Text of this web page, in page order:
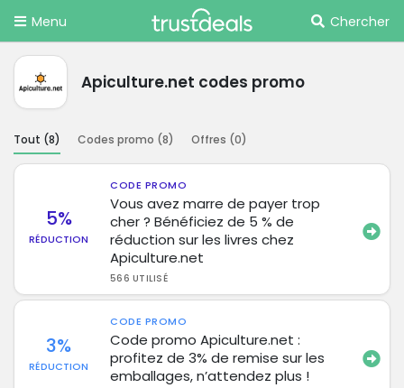
Menu Chercher
Apiculture.net codes promo
Tout (8) Codes promo (8) Offres (0)
5%
RÉDUCTION
CODE PROMO
Vous avez marre de payer trop
cher ? Bénéficiez de 5 % de
réduction sur les livres chez
Apiculture.net
566 UTILISÉ
3%
RÉDUCTION
CODE PROMO
Code promo Apiculture.net :
profitez de 3% de remise sur les
emballages, n’attendez plus !